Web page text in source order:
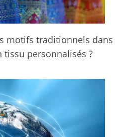
motifs traditionnels dans
tissu personnalisés ?